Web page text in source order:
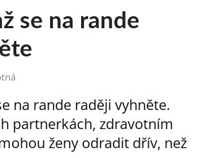
se na rande
na rande raději vyhněte.
partnerkách, zdravotním
ženy odradit dřív, než